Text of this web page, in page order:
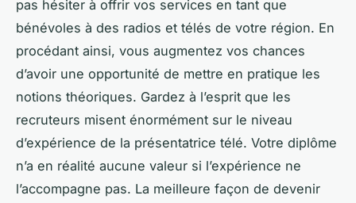
pas hésiter à offrir vos services en tant que
bénévoles à des radios et télés de votre région. En
procédant ainsi, vous augmentez vos chances
d’avoir une opportunité de mettre en pratique les
notions théoriques. Gardez à l’esprit que les
recruteurs misent énormément sur le niveau
d’expérience de la présentatrice télé. Votre diplôme
n’a en réalité aucune valeur si l’expérience ne
l’accompagne pas. La meilleure façon de devenir